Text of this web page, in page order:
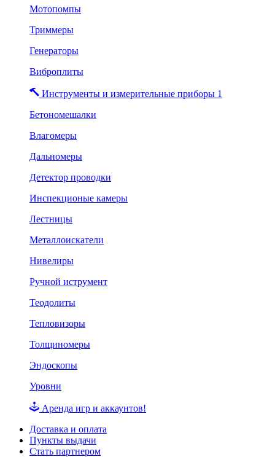
Мотопомпы
Триммеры
Генераторы
Виброплиты
Инструменты и измерительные приборы 1
Бетономешалки
Влагомеры
Дальномеры
Детектор проводки
Инспекционые камеры
Лестницы
Металлоискатели
Нивелиры
Ручной иструмент
Теодолиты
Тепловизоры
Толщиномеры
Эндоскопы
Уровни
Аренда игр и аккаунтов!
Доставка и оплата
Пункты выдачи
Стать партнером